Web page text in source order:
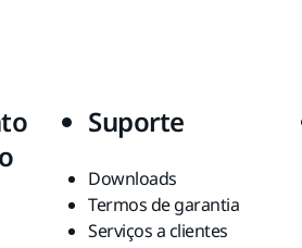
Suporte
Downloads
Termos de garantia
Serviços a clientes